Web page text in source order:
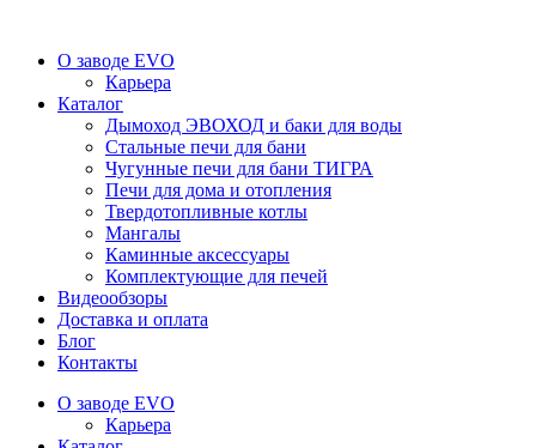
О заводе EVO
Карьера
Каталог
Дымоход ЭВОХОД и баки для воды
Стальные печи для бани
Чугунные печи для бани ТИГРА
Печи для дома и отопления
Твердотопливные котлы
Мангалы
Каминные аксессуары
Комплектующие для печей
Видеообзоры
Доставка и оплата
Блог
Контакты
О заводе EVO
Карьера